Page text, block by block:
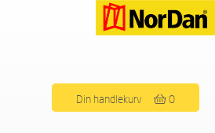
Din handlekurv 0